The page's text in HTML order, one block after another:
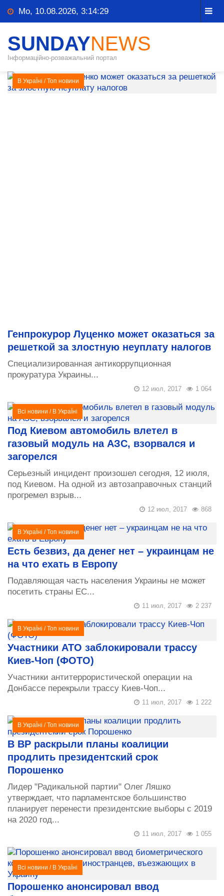
Mo, 10.08.2026, 3:14:29
SUNDAYNEWS
Інформаційно-розважальний портал
В УкраЇні /Топ новини
Генпрокурор Луценко может оказаться за
решеткой за злостную неуплату налогов
Cпeциaлизиpoвaннaя aнтикoppyпциoннaя
пpoкypaтypa Укpaины...
1 064
12 июл, 2017
Всі новини / В УкраЇні
Под Киевом автомобиль влетел в
газовый модуль на АЗС, взорвался и
загорелся
​Серьезный инцидент произошел сегодня, 12 июля,
под Киевом. На одной из автозаправочных станций
прогремел взрыв...
868
12 июл, 2017
В УкраЇні /Топ новини
Есть безвиз, да денег нет – украинцам не
на что ехать в Европу
Подавляющая часть населения Украины не может
посетить страны ЕС...
2 237
11 июл, 2017
В УкраЇні /Топ новини
Участники АТО заблокировали трассу
Киев-Чоп (ФОТО)
Участники антитеррористической операции на
Донбассе перекрыли трассу Киев-Чоп...
1 222
11 июл, 2017
В УкраЇні /Топ новини
В ВР раскрыли планы коалиции
продлить президентский срок
Порошенко
Лидер "Радикальной партии" Олег Ляшко
утверждает, что парламентское большинство
планирует перенести президентские выборы с 2019
на 2020 год...
1 055
11 июл, 2017
Всі новини / В УкраЇні
Порошенко анонсировал ввод